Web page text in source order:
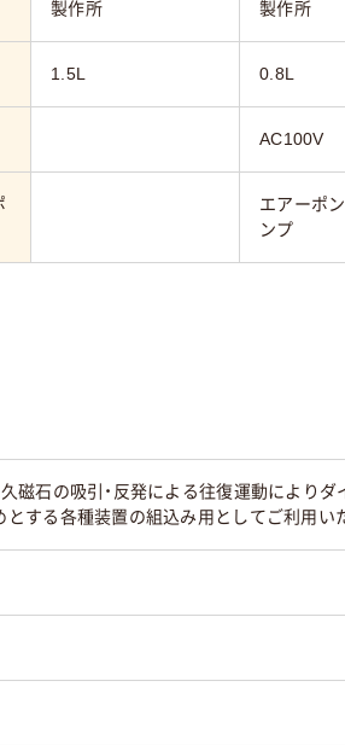
製作所
製作所
1.5L 0.8L
AC100V
エアーポ
ンプ
磁石の吸引・反発による往復運動によりダ
とする各種装置の組込み用としてご利用い